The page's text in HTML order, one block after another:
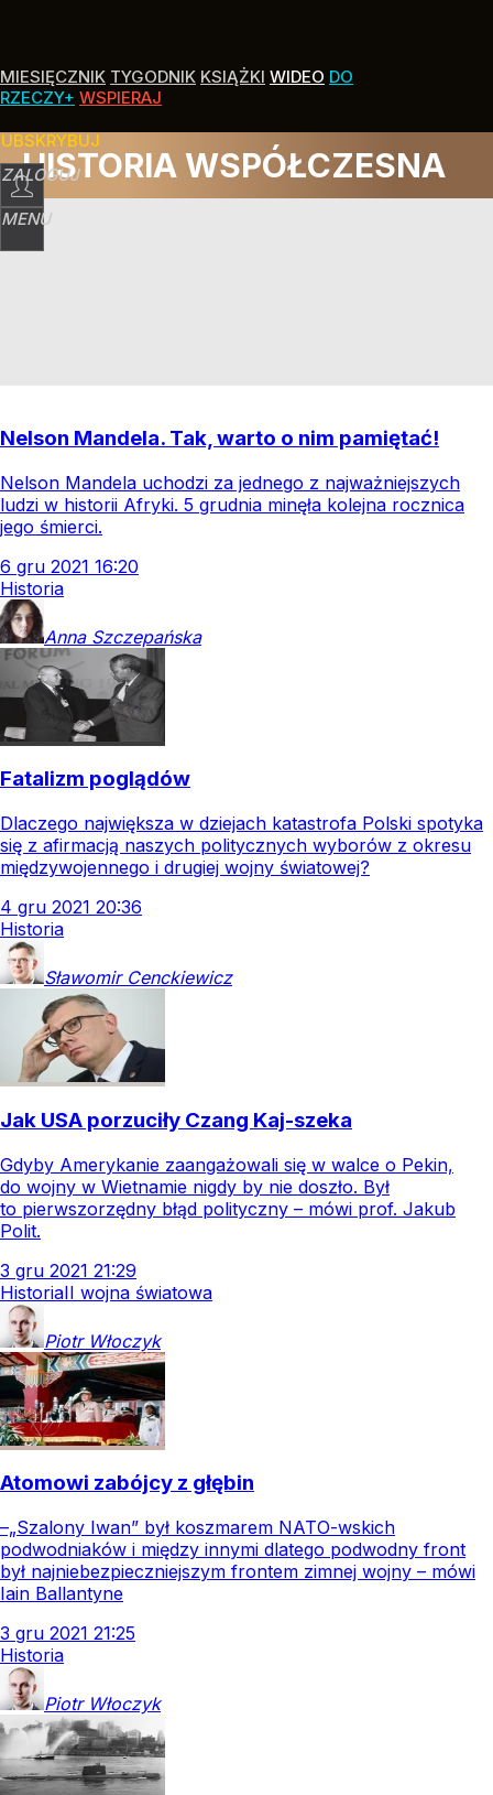
MIESIĘCZNIK TYGODNIK KSIĄŻKI WIDEO DO
RZECZY+ WSPIERAJ
ZALOGUJ
MENU
HISTORIA WSPÓŁCZESNA
Nelson Mandela. Tak, warto o nim pamiętać!
Nelson Mandela uchodzi za jednego z najważniejszych
ludzi w historii Afryki. 5 grudnia minęła kolejna rocznica
jego śmierci.
6 gru 2021 16:20
Historia
Anna Szczepańska
Fatalizm poglądów
Dlaczego największa w dziejach katastrofa Polski spotyka
się z afirmacją naszych politycznych wyborów z okresu
międzywojennego i drugiej wojny światowej?
4 gru 2021 20:36
Historia
Sławomir Cenckiewicz
Jak USA porzuciły Czang Kaj-szeka
Gdyby Amerykanie zaangażowali się w walce o Pekin,
do wojny w Wietnamie nigdy by nie doszło. Był
to pierwszorzędny błąd polityczny – mówi prof. Jakub
Polit.
3 gru 2021 21:29
HistoriaII wojna światowa
Piotr Włoczyk
Atomowi zabójcy z głębin
–„Szalony Iwan” był koszmarem NATO-wskich
podwodniaków i między innymi dlatego podwodny front
był najniebezpieczniejszym frontem zimnej wojny – mówi
Iain Ballantyne
3 gru 2021 21:25
Historia
Piotr Włoczyk